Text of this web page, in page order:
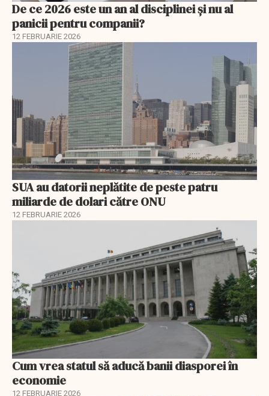
De ce 2026 este un an al disciplinei și nu al
panicii pentru companii?
12 FEBRUARIE 2026
SUA au datorii neplătite de peste patru
miliarde de dolari către ONU
12 FEBRUARIE 2026
Cum vrea statul să aducă banii diasporei în
economie
12 FEBRUARIE 2026